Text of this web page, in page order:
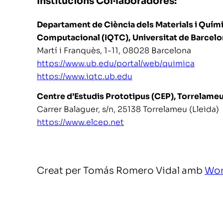
Departament de Ciència dels Materials i
Computacional (IQTC), Universitat de
Martí i Franquès, 1-11, 08028 Barcelona
https://www.ub.edu/portal/web/quimica
https://www.iqtc.ub.edu
Centre d’Estudis Prototipus (CEP), Torrelameu
Carrer Balaguer, s/n, 25138 Torrelameu (Lleida)
https://www.elcep.net
Creat per Tomás Romero Vidal amb